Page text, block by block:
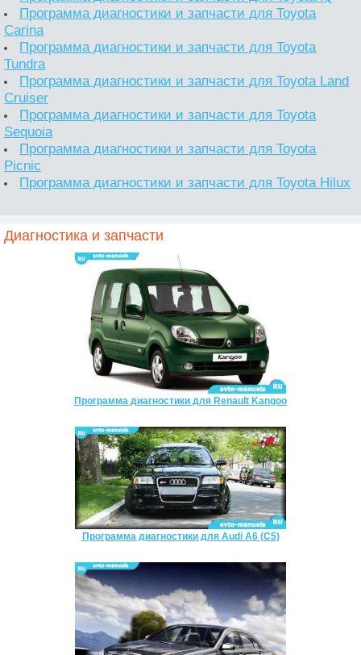
Программа диагностики и запчасти для Toyota
Carina
Программа диагностики и запчасти для Toyota
Tundra
Программа диагностики и запчасти для Toyota Land
Cruiser
Программа диагностики и запчасти для Toyota
Sequoia
Программа диагностики и запчасти для Toyota
Picnic
Программа диагностики и запчасти для Toyota Hilux
Диагностика и запчасти
Программа диагностики для Renault Kangoo
Программа диагностики для Audi A6 (C5)